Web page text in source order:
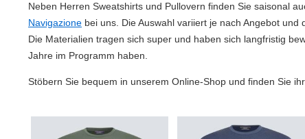
Neben Herren Sweatshirts und Pullovern finden Sie saisonal
Navigazione bei uns. Die Auswahl variiert je nach Angebot und
Die Materialien tragen sich super und haben sich langfristig
Jahre im Programm haben.
Stöbern Sie bequem in unserem Online-Shop und finden Sie